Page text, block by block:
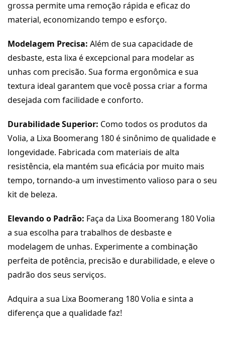
grossa permite uma remoção rápida e eficaz do
material, economizando tempo e esforço.
Modelagem Precisa: Além de sua capacidade de
desbaste, esta lixa é excepcional para modelar as
unhas com precisão. Sua forma ergonômica e sua
textura ideal garantem que você possa criar a forma
desejada com facilidade e conforto.
Durabilidade Superior: Como todos os produtos da
Volia, a Lixa Boomerang 180 é sinônimo de qualidade e
longevidade. Fabricada com materiais de alta
resistência, ela mantém sua eficácia por muito mais
tempo, tornando-a um investimento valioso para o seu
kit de beleza.
Elevando o Padrão: Faça da Lixa Boomerang 180 Volia
a sua escolha para trabalhos de desbaste e
modelagem de unhas. Experimente a combinação
perfeita de potência, precisão e durabilidade, e eleve o
padrão dos seus serviços.
Adquira a sua Lixa Boomerang 180 Volia e sinta a
diferença que a qualidade faz!